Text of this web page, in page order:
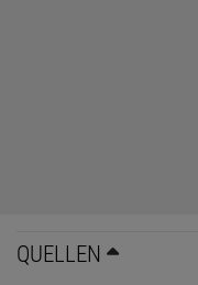
QUELLEN